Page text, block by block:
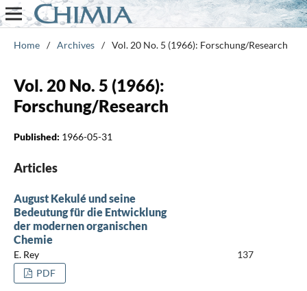
Home / Archives / Vol. 20 No. 5 (1966): Forschung/Research
Vol. 20 No. 5 (1966):
Forschung/Research
Published: 1966-05-31
Articles
August Kekulé und seine
Bedeutung für die Entwicklung
der modernen organischen
Chemie
E. Rey
137
PDF